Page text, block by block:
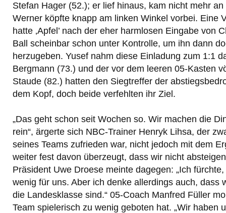
Stefan Hager (52.); er lief hinaus, kam nicht mehr
Werner köpfte knapp am linken Winkel vorbei. Eine
hatte ‚Apfel’ nach der eher harmlosen Eingabe von
Ball scheinbar schon unter Kontrolle, um ihn dann
herzugeben. Yusef nahm diese Einladung zum 1:1
Bergmann (73.) und der vor dem leeren 05-Kasten
Staude (82.) hatten den Siegtreffer der
dem Kopf, doch beide verfehlten ihr Ziel.
„Das geht schon seit Wochen so. Wir machen die
rein“, ärgerte sich NBC-Trainer Henryk Lihsa, der
seines Teams zufrieden war, nicht jedoch mit dem
weiter fest davon überzeugt, dass wir nicht
Präsident Uwe Droese meinte dagegen: „Ich
wenig für uns. Aber ich denke allerdings auch, dass
die Landesklasse sind.“ 05-Coach Manfred Füller
Team spielerisch zu wenig geboten hat. „Wir haben